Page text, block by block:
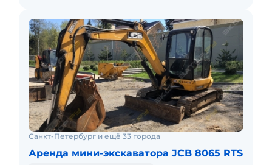
Санкт-Петербург и ещё 33 города
Аренда мини-экскаватора JCB 8065 RTS